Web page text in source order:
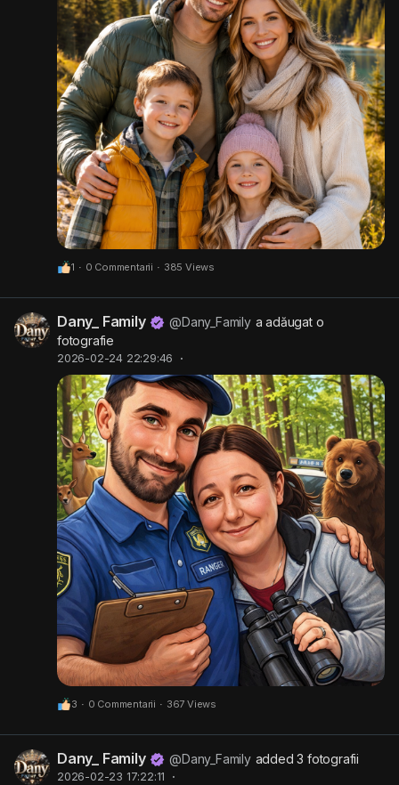
1 · 0 Commentarii · 385 Views
Dany_ Family @Dany_Family a adăugat o
fotografie
2026-02-24 22:29:46 ·
3 · 0 Commentarii · 367 Views
Dany_ Family @Dany_Family added 3 fotografii
2026-02-23 17:22:11 ·